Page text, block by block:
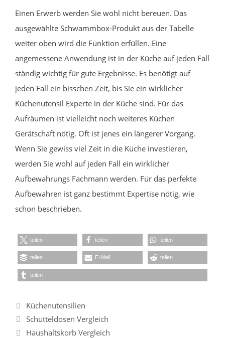
Einen Erwerb werden Sie wohl nicht bereuen. Das
ausgewählte Schwammbox-Produkt aus der Tabelle
weiter oben wird die Funktion erfüllen. Eine
angemessene Anwendung ist in der Küche auf jeden Fall
ständig wichtig für gute Ergebnisse. Es benötigt auf
jeden Fall ein bisschen Zeit, bis Sie ein wirklicher
Küchenutensil Experte in der Küche sind. Für das
Aufräumen ist vielleicht noch weiteres Küchen
Gerätschaft nötig. Oft ist jenes ein längerer Vorgang.
Wenn Sie gewiss viel Zeit in die Küche investieren,
werden Sie wohl auf jeden Fall ein wirklicher
Aufbewahrungs Fachmann werden. Für das perfekte
Aufbewahren ist ganz bestimmt Expertise nötig, wie
schon beschrieben.
teilen teilen teilen
teilen E-Mail teilen
teilen
Kategorien
Küchenutensilien
Schütteldosen Vergleich
Haushaltskorb Vergleich